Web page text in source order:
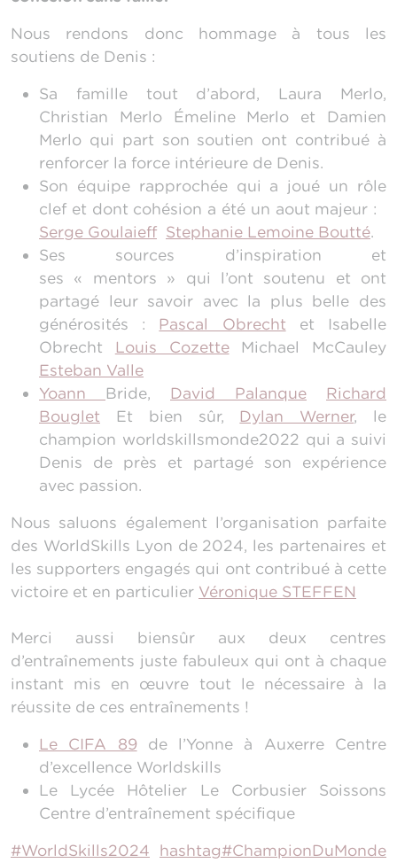
Nous rendons donc hommage à tous les
soutiens de Denis :
Sa famille tout d’abord, Laura Merlo,
Christian Merlo Émeline Merlo et Damien
Merlo qui part son soutien ont contribué à
renforcer la force intérieure de Denis.
Son équipe rapprochée qui a joué un rôle
clef et dont cohésion a été un aout majeur :
Serge Goulaieff Stephanie Lemoine Boutté.
Ses sources d’inspiration et
ses « mentors » qui l’ont soutenu et ont
partagé leur savoir avec la plus belle des
générosités : Pascal Obrecht et Isabelle
Obrecht Louis CozetteMichael McCauley
Esteban Valle
Yoann Bride, David Palanque
Richard
Bouglet Et bien sûr, Dylan Werner, le
champion worldskillsmonde2022 qui a suivi
Denis de près et partagé son expérience
avec passion.
Nous saluons également l’organisation parfaite
des WorldSkills Lyon de 2024, les partenaires et
les supporters engagés qui ont contribué à cette
victoire et en particulier Véronique STEFFEN
Merci aussi biensûr aux deux centres
d’entraînements juste fabuleux qui ont à chaque
instant mis en œuvre tout le nécessaire à la
réussite de ces entraînements !
Le CIFA 89de l’Yonne à Auxerre Centre
d’excellence Worldskills
Le Lycée Hôtelier Le Corbusier Soissons
Centre d’entraînement spécifique
#WorldSkills2024
hashtag#ChampionDuMonde